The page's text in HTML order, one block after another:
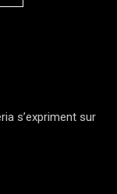
s’expriment sur